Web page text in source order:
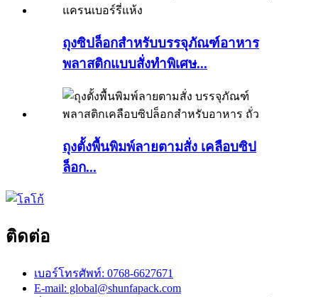
ถุงซิปล็อกสำหรับบรรจุภัณฑ์อาหาร
พลาสติกแบบสั่งทำพิเศษ...
ถุงตั้งพื้นพิมพ์ลายตามสั่ง เคลือบซิป
ล็อก...
ติดต่อ
เบอร์โทรศัพท์: 0768-6627671
E-mail: global@shunfapack.com